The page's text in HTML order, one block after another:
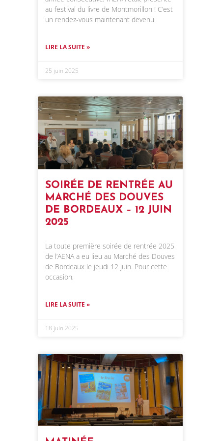
au festival du livre de Montmorillon ! C’est
un rendez-vous maintenant devenu
LIRE LA SUITE »
25 juin 2025
SOIRÉE DE RENTRÉE AU
MARCHÉ DES DOUVES
DE BORDEAUX – 12 JUIN
2025
La toute première soirée de rentrée 2025
de l’AENA a eu lieu au Marché des Douves
de Bordeaux le jeudi 12 juin. Pour cette
occasion,
LIRE LA SUITE »
18 juin 2025